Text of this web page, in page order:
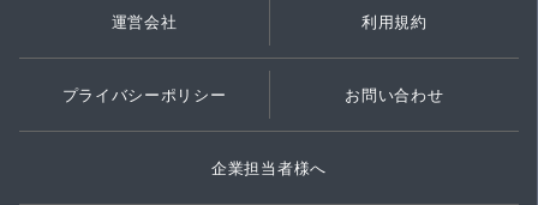
運営会社 利用規約
プライバシーポリシー お問い合わせ
企業担当者様へ